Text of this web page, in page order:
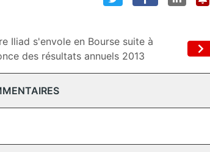
Iliad s'envole en Bourse suite à
des résultats annuels 2013